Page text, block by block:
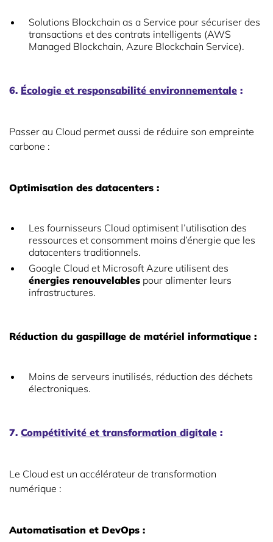
Solutions Blockchain as a Service pour sécuriser des
transactions et des contrats intelligents (AWS
Managed Blockchain, Azure Blockchain Service).
6. Écologie et responsabilité environnementale :
Passer au Cloud permet aussi de réduire son empreinte
carbone :
Optimisation des datacenters :
Les fournisseurs Cloud optimisent l’utilisation des
ressources et consomment moins d’énergie que les
datacenters traditionnels.
Google Cloud et Microsoft Azure utilisent des
énergies renouvelables pour alimenter leurs
infrastructures.
Réduction du gaspillage de matériel informatique :
Moins de serveurs inutilisés, réduction des déchets
électroniques.
7. Compétitivité et transformation digitale :
Le Cloud est un accélérateur de transformation
numérique :
Automatisation et DevOps :